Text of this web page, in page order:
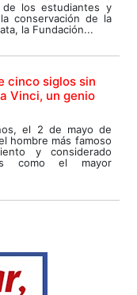
de los estudiantes y
conservación de la
la Fundación...
cinco siglos sin
Vinci, un genio
el 2 de mayo de
hombre más famoso
y considerado
como el mayor